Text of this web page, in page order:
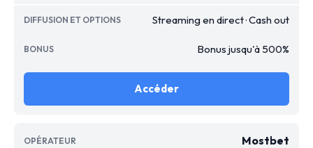
Streaming en direct · Cash out
Bonus jusqu'à 500%
Accéder
Mostbet